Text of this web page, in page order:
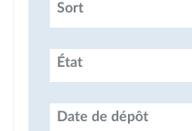
Sort
État
Date de dépôt